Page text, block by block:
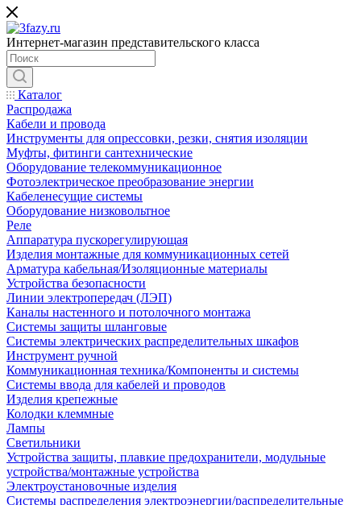
Интернет-магазин представительского класса
Каталог
Распродажа
Кабели и провода
Инструменты для опрессовки, резки, снятия изоляции
Муфты, фитинги сантехнические
Оборудование телекоммуникационное
Фотоэлектрическое преобразование энергии
Кабеленесущие системы
Оборудование низковольтное
Реле
Аппаратура пускорегулирующая
Изделия монтажные для коммуникационных сетей
Арматура кабельная/Изоляционные материалы
Устройства безопасности
Линии электропередач (ЛЭП)
Каналы настенного и потолочного монтажа
Системы защиты шланговые
Системы электрических распределительных шкафов
Инструмент ручной
Коммуникационная техника/Компоненты и системы
Системы ввода для кабелей и проводов
Изделия крепежные
Колодки клеммные
Лампы
Светильники
Устройства защиты, плавкие предохранители, модульные
устройства/монтажные устройства
Электроустановочные изделия
Системы распределения электроэнергии/распределительные